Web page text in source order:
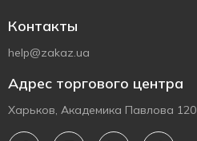
Контакты
help@zakaz.ua
Адрес торгового центра
Харьков, Академика Павлова 120